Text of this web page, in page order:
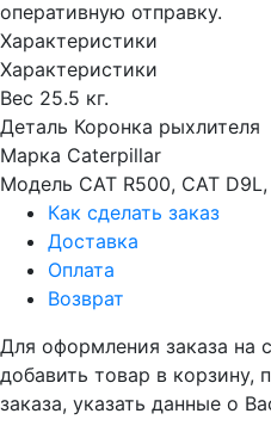
оперативную отправку.
Характеристики
Характеристики
Вес 25.5 кг.
Деталь Коронка рыхлителя
Марка Caterpillar
Модель CAT R500, CAT
Как сделать заказ
Доставка
Оплата
Возврат
Для оформления заказа на
добавить товар в корзину,
заказа, указать данные о